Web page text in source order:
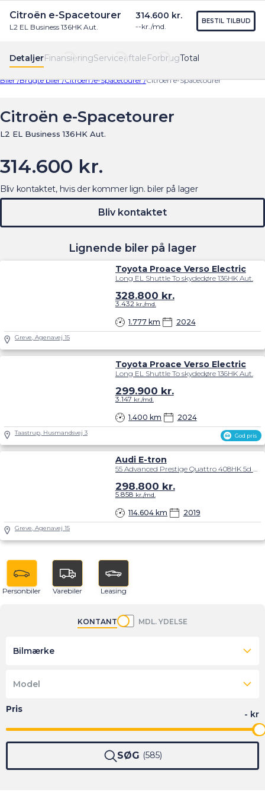
Find os Menu
DetaljerFinansieringServiceaftaleForbrugTotal
Citroën e-Spacetourer
L2 EL Business 136HK Aut.
314.600 kr.
--kr./md.
BESTIL TILBUD
Biler /Brugte biler /Citroën /e-Spacetourer /Citroën e-Spacetourer
Citroën e-Spacetourer
L2 EL Business 136HK Aut.
314.600 kr.
Lignende biler på lager
Toyota Proace Verso Electric
Long EL Shuttle To skydedøre 136HK Aut.
1.777 km 2024
328.800 kr.
3.432kr./md.
Greve, Agenavej 15
God pris
Toyota Proace Verso Electric
Long EL Shuttle To skydedøre 136HK Aut.
1.400 km 2024
299.900 kr.
3.147 kr./md.
Taastrup, Husmandsvej 3
Audi E-tron
55 Advanced Prestige Quattro 408HK 5d Aut.
114.604 km 2019
298.800 kr.
5.858 kr./md.
Greve, Agenavej 15
Bliv kontaktet, hvis der kommer lign. biler på lager
Bliv kontaktet
Personbiler Varebiler Leasing
KONTANT MDL. YDELSE
Bilmærke
Model
SØG 585